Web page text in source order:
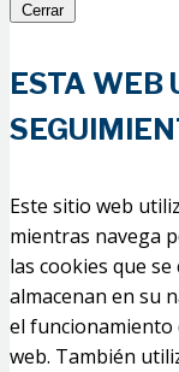
Cerrar
ESTA WEB
Este sitio web
mientras navega
las cookies que
almacenan en su
el funcionamiento
web. También